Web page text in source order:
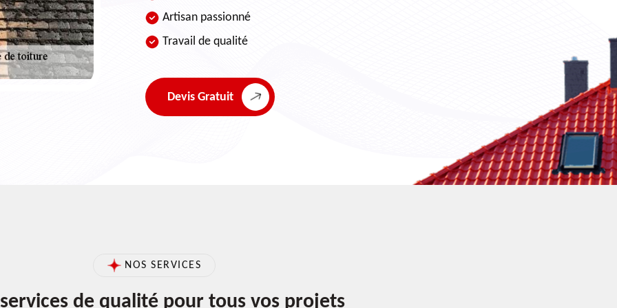
Artisan passionné
Travail de qualité
Devis Gratuit
NOS SERVICES
de qualité pour tous vos projets